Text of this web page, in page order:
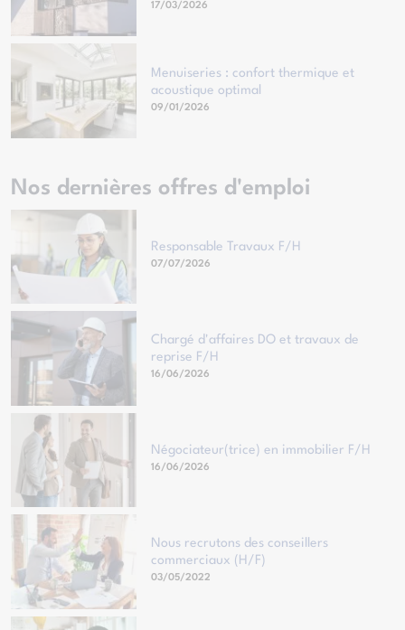
17/03/2026
Menuiseries : confort thermique et
acoustique optimal
09/01/2026
Nos dernières offres d'emploi
Responsable Travaux F/H
07/07/2026
Chargé d'affaires DO et travaux de
reprise F/H
16/06/2026
Négociateur(trice) en immobilier F/H
16/06/2026
Nous recrutons des conseillers
commerciaux (H/F)
03/05/2022